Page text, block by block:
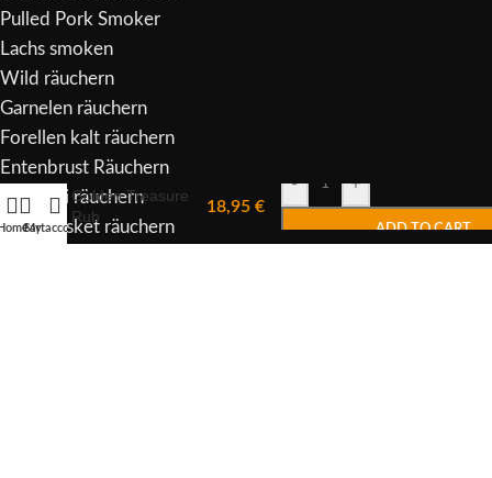
Pulled Pork Smoker
Lachs smoken
Wild räuchern
Garnelen räuchern
Forellen kalt räuchern
Entenbrust Räuchern
Pastrami räuchern
Beef Brisket räuchern
Cart
My account
Golden Treasure
Rub
18,95 €
- +
ADD TO CART